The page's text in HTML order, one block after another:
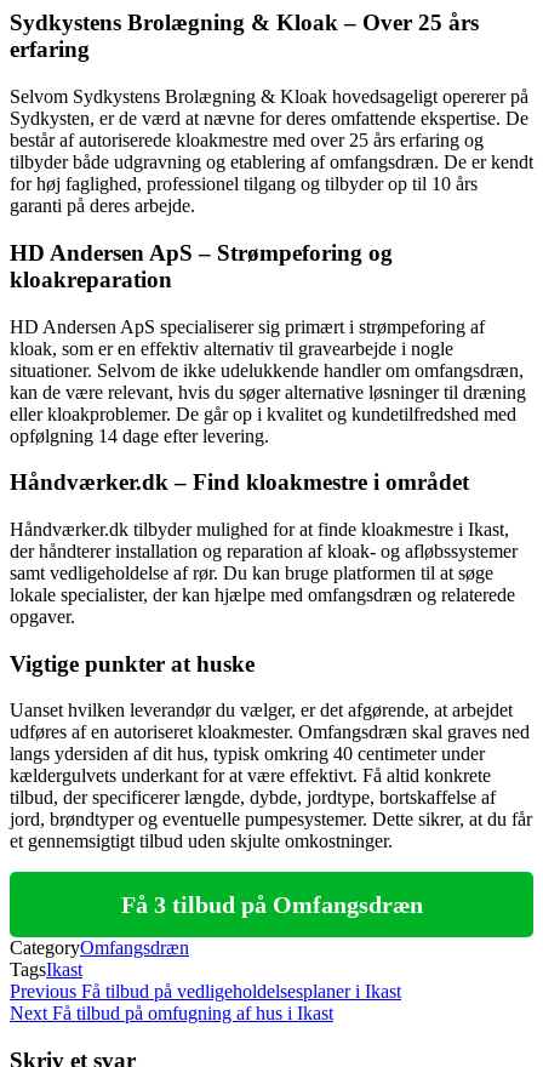
Sydkystens Brolægning & Kloak – Over 25 års
erfaring
Selvom Sydkystens Brolægning & Kloak hovedsageligt opererer på
Sydkysten, er de værd at nævne for deres omfattende ekspertise. De
består af autoriserede kloakmestre med over 25 års erfaring og
tilbyder både udgravning og etablering af omfangsdræn. De er kendt
for høj faglighed, professionel tilgang og tilbyder op til 10 års
garanti på deres arbejde.
HD Andersen ApS – Strømpeforing og
kloakreparation
HD Andersen ApS specialiserer sig primært i strømpeforing af
kloak, som er en effektiv alternativ til gravearbejde i nogle
situationer. Selvom de ikke udelukkende handler om omfangsdræn,
kan de være relevant, hvis du søger alternative løsninger til dræning
eller kloakproblemer. De går op i kvalitet og kundetilfredshed med
opfølgning 14 dage efter levering.
Håndværker.dk – Find kloakmestre i området
Håndværker.dk tilbyder mulighed for at finde kloakmestre i Ikast,
der håndterer installation og reparation af kloak- og afløbssystemer
samt vedligeholdelse af rør. Du kan bruge platformen til at søge
lokale specialister, der kan hjælpe med omfangsdræn og relaterede
opgaver.
Vigtige punkter at huske
Uanset hvilken leverandør du vælger, er det afgørende, at arbejdet
udføres af en autoriseret kloakmester. Omfangsdræn skal graves ned
langs ydersiden af dit hus, typisk omkring 40 centimeter under
kældergulvets underkant for at være effektivt. Få altid konkrete
tilbud, der specificerer længde, dybde, jordtype, bortskaffelse af
jord, brøndtyper og eventuelle pumpesystemer. Dette sikrer, at du får
et gennemsigtigt tilbud uden skjulte omkostninger.
Få 3 tilbud på Omfangsdræn
CategoryOmfangsdræn
TagsIkast
Indlægsnavigation
Previous
Post
Previous Få tilbud på vedligeholdelsesplaner i Ikast
Next
Next Få tilbud på omfugning af hus i Ikast
Skriv et svar